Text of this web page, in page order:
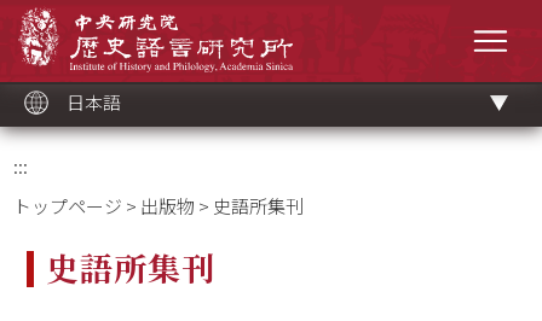
ッ
ク
日本語
:::
トップページ > 出版物 > 史語所集刊
史語所集刊